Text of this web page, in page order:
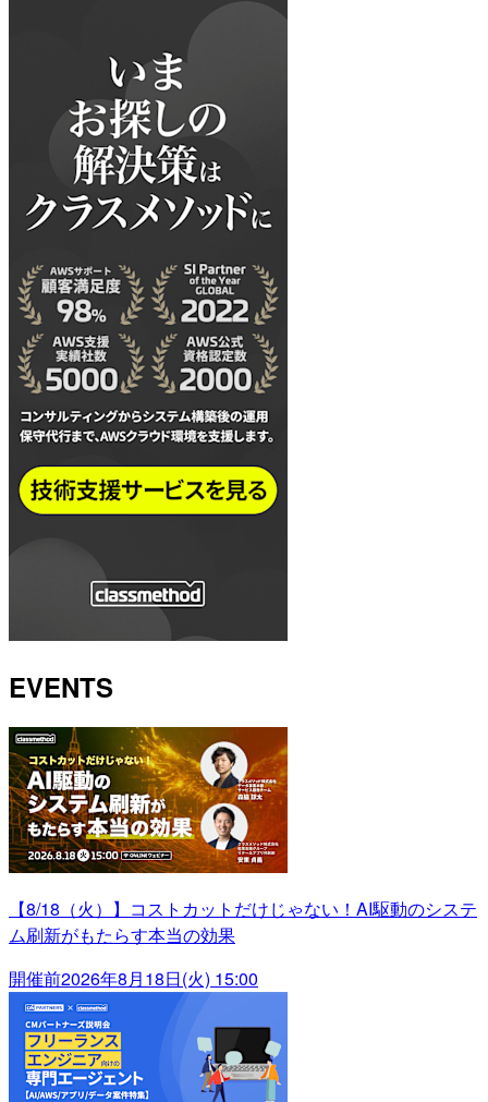
EVENTS
【8/18（火）】コストカットだけじゃない！AI駆動のシステ
ム刷新がもたらす本当の効果
開催前2026年8月18日(火) 15:00